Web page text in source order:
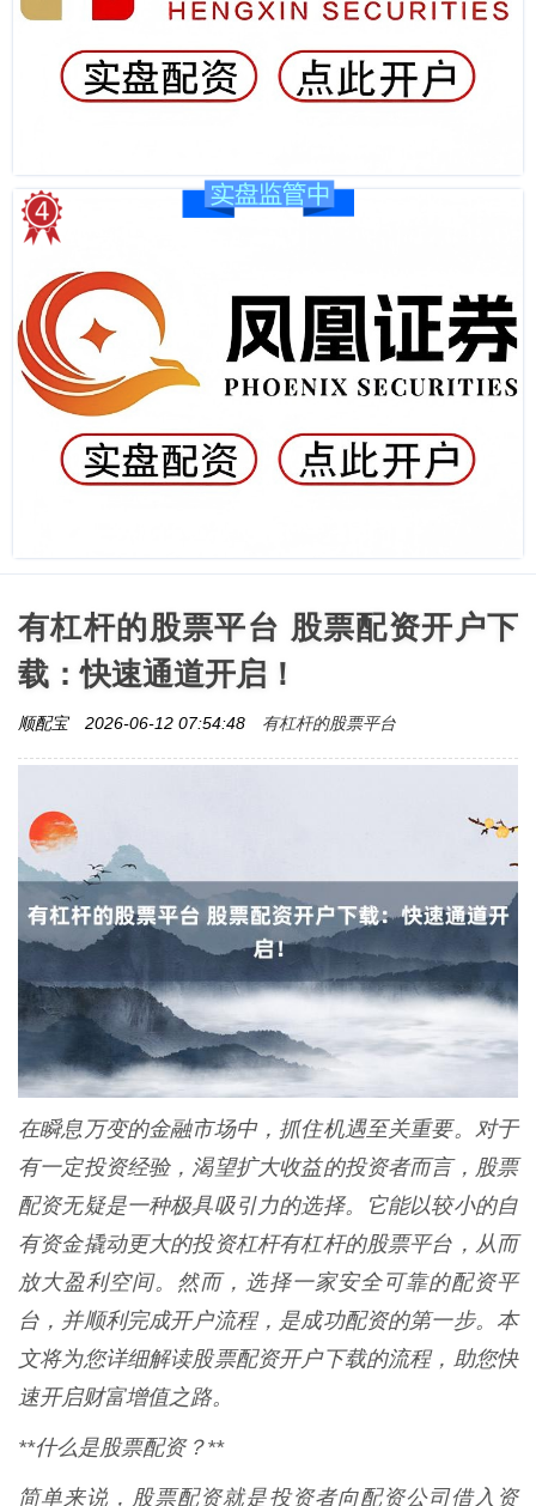
有杠杆的股票平台 股票配资开户下
载：快速通道开启！
顺配宝 2026-06-12 07:54:48 有杠杆的股票平台
在瞬息万变的金融市场中，抓住机遇至关重要。对于
有一定投资经验，渴望扩大收益的投资者而言，股票
配资无疑是一种极具吸引力的选择。它能以较小的自
有资金撬动更大的投资杠杆有杠杆的股票平台，从而
放大盈利空间。然而，选择一家安全可靠的配资平
台，并顺利完成开户流程，是成功配资的第一步。本
文将为您详细解读股票配资开户下载的流程，助您快
速开启财富增值之路。
**什么是股票配资？**
简单来说，股票配资就是投资者向配资公司借入资